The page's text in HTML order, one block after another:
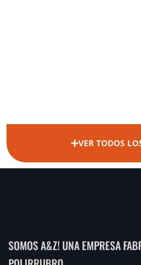
VER TODOS
SOMOS A&Z! UNA EMPRESA